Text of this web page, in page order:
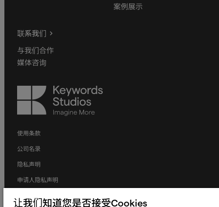
案例展示
联系我们
与我们合作
媒体咨询
Keywords
Studios
使用条款
公司名录
隐私声明
申请人隐私声明
让我们知道您是否接受Cookies